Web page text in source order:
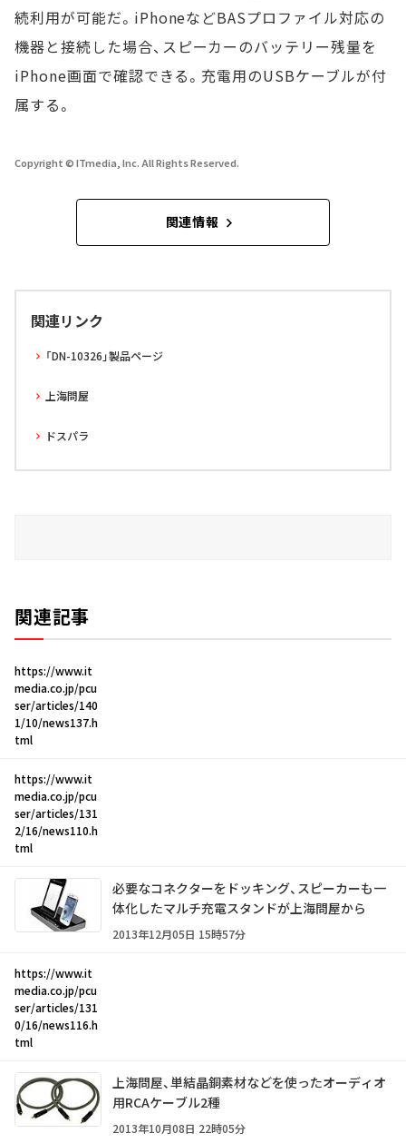
続利用が可能だ。iPhoneなどBASプロファイル対応の
機器と接続した場合、スピーカーのバッテリー残量を
iPhone画面で確認できる。充電用のUSBケーブルが付
属する。
Copyright © ITmedia, Inc. All Rights Reserved.
関連情報
関連リンク
「DN-10326」製品ページ
上海問屋
ドスパラ
関連記事
https://www.it
media.co.jp/pcu
ser/articles/140
1/10/news137.h
tml
https://www.it
media.co.jp/pcu
ser/articles/131
2/16/news110.h
tml
必要なコネクターをドッキング、スピーカーも一
体化したマルチ充電スタンドが上海問屋から
2013年12月05日 15時57分
https://www.it
media.co.jp/pcu
ser/articles/131
0/16/news116.h
tml
上海問屋、単結晶銅素材などを使ったオーディオ
用RCAケーブル2種
2013年10月08日 22時05分